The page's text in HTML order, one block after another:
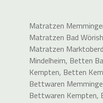
Matratzen
Matratzen Bad
Matratzen
Mindelheim, Betten
Kempten, Betten
Bettwaren
Bettwaren Kempten,